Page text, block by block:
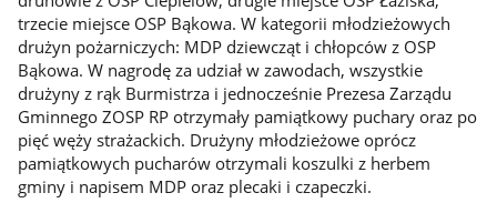
trzecie miejsce OSP Bąkowa. W kategorii młodzieżowych
drużyn pożarniczych: MDP dziewcząt i chłopców z OSP
Bąkowa. W nagrodę za udział w zawodach, wszystkie
drużyny z rąk Burmistrza i jednocześnie Prezesa Zarządu
Gminnego ZOSP RP otrzymały pamiątkowy puchary oraz po
pięć węży strażackich. Drużyny młodzieżowe oprócz
pamiątkowych pucharów otrzymali koszulki z herbem
gminy i napisem MDP oraz plecaki i czapeczki.